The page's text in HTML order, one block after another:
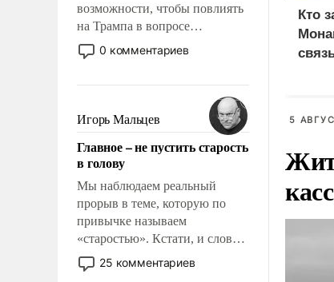
возможности, чтобы повлиять
на Трампа в вопросе
предоставления вооружений
своим нанимателям. Вероятно,
консультирует Киев, пришла в
голову мысль: хорошо бы
продемонстрировать, что
Украина вступила в
вооруженное противостояние
с Ираном.
0 комментариев
Игорь Мальцев
Главное – не пустить старость
в голову
Мы наблюдаем реальный
прорыв в теме, которую по
привычке называем
«старостью». Кстати, и слово-
то это уже стараются не
использовать – так же, как
25 комментариев
Кто
5